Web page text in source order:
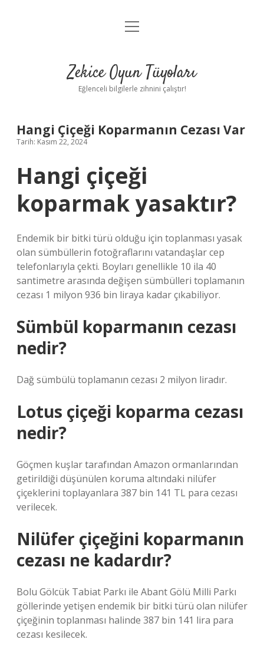
Anasayfa
Yasal Uyarı
menüyü
Zekice Oyun Tüyoları
Eğlenceli bilgilerle zihnini çalıştır!
Hangi Çiçeği Koparmanın Cezası Var
Tarih: Kasım 22, 2024
Hangi çiçeği
koparmak yasaktır?
Endemik bir bitki türü olduğu için toplanması yasak
olan sümbüllerin fotoğraflarını vatandaşlar cep
telefonlarıyla çekti. Boyları genellikle 10 ila 40
santimetre arasında değişen sümbülleri toplamanın
cezası 1 milyon 936 bin liraya kadar çıkabiliyor.
Sümbül koparmanın cezası
nedir?
Dağ sümbülü toplamanın cezası 2 milyon liradır.
Lotus çiçeği koparma cezası
nedir?
Göçmen kuşlar tarafından Amazon ormanlarından
getirildiği düşünülen koruma altındaki nilüfer
çiçeklerini toplayanlara 387 bin 141 TL para cezası
verilecek.
Nilüfer çiçeğini koparmanın
cezası ne kadardır?
Bolu Gölcük Tabiat Parkı ile Abant Gölü Milli Parkı
göllerinde yetişen endemik bir bitki türü olan nilüfer
çiçeğinin toplanması halinde 387 bin 141 lira para
cezası kesilecek.